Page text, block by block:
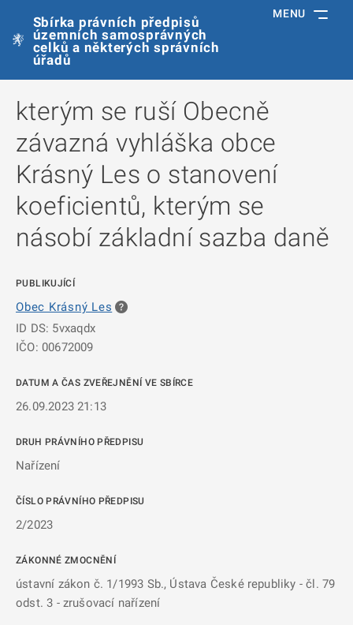
Sbírka právních předpisů
územních samosprávných
celků a některých správních
úřadů
MENU
kterým se ruší Obecně
závazná vyhláška obce
Krásný Les o stanovení
koeficientů, kterým se
násobí základní sazba daně
PUBLIKUJÍCÍ
Obec Krásný Les
ID DS: 5vxaqdx
IČO: 00672009
DATUM A ČAS ZVEŘEJNĚNÍ VE SBÍRCE
26.09.2023 21:13
DRUH PRÁVNÍHO PŘEDPISU
Nařízení
ČÍSLO PRÁVNÍHO PŘEDPISU
2/2023
ZÁKONNÉ ZMOCNĚNÍ
ústavní zákon č. 1/1993 Sb., Ústava České republiky - čl. 79
odst. 3 - zrušovací nařízení